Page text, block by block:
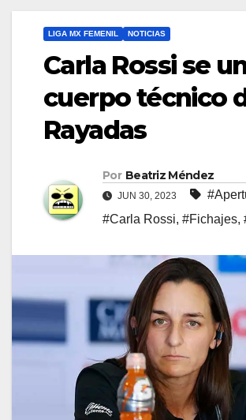
LIGA MX FEMENIL NOTICIAS
Carla Rossi se
cuerpo técnico
Rayadas
Por Beatriz Méndez
JUN 30, 2023
#Carla Rossi, #Fichajes,